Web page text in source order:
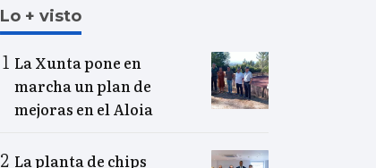
Lo + visto
La Xunta pone en
marcha un plan de
mejoras en el Aloia
La planta de chips